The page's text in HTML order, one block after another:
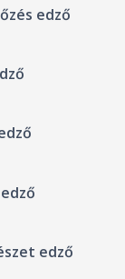
edző
edző